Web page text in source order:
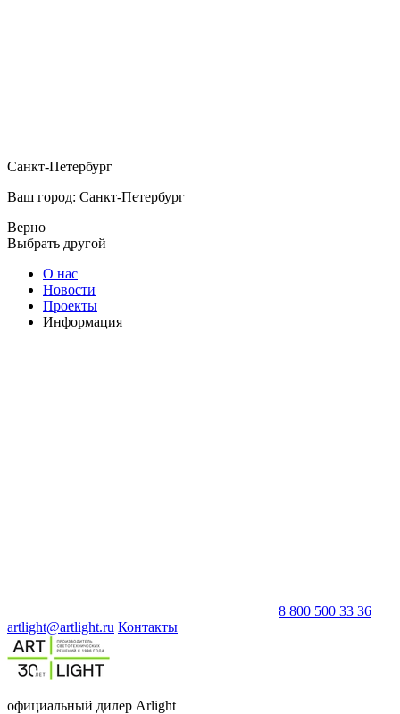
Санкт-Петербург
Ваш город: Санкт-Петербург
Верно
Выбрать другой
О нас
Новости
Проекты
Информация
8 800 500 33 36
artlight@artlight.ru Контакты
официальный дилер Arlight